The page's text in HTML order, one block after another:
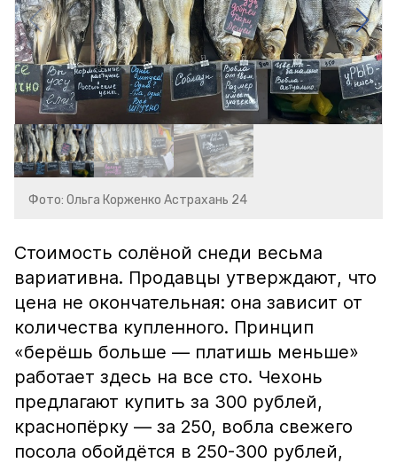
Фото: Ольга Корженко Астрахань 24
Стоимость солёной снеди весьма
вариативна. Продавцы утверждают, что
цена не окончательная: она зависит от
количества купленного. Принцип
«берёшь больше — платишь меньше»
работает здесь на все сто. Чехонь
предлагают купить за 300 рублей,
краснопёрку — за 250, вобла свежего
посола обойдётся в 250-300 рублей,